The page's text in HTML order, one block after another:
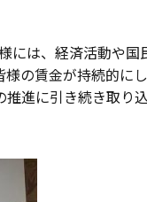
には、経済活動や国
の賃金が持続的に
進に引き続き取り